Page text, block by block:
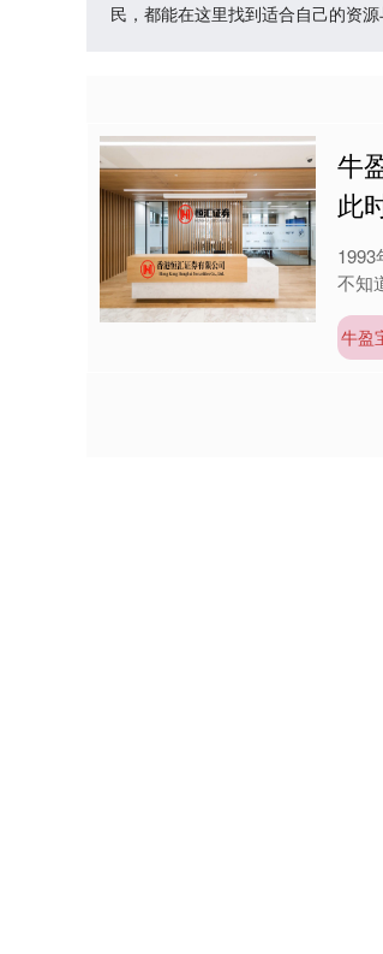
民，都能在这里找到适合自己的资
牛
此
1993
不知
牛盈